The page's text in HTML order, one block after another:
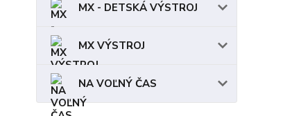
MX - DETSKÁ VÝSTROJ
MX VÝSTROJ
NA VOĽNÝ ČAS